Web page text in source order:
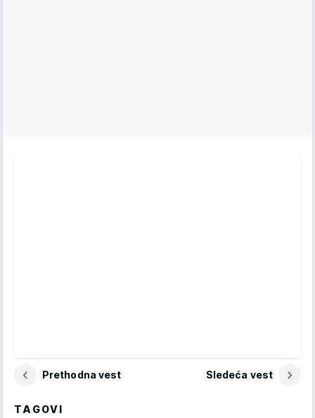
Prethodna vest Sledeća vest
TAGOVI